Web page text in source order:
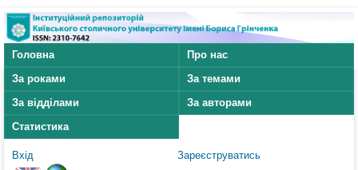
Головна
Про нас
За роками
За темами
За відділами
За авторами
Статистика
Вхід Зареєструватись